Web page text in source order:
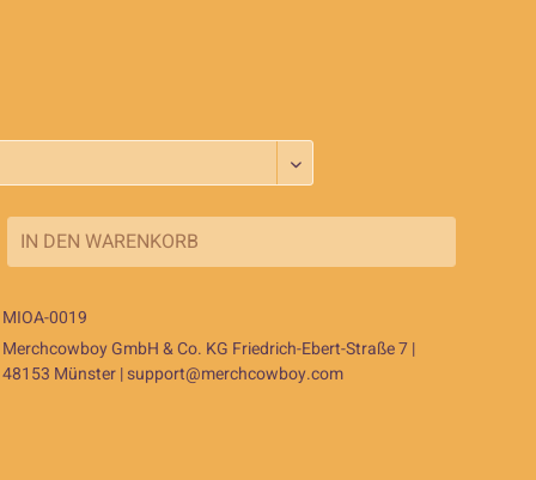
IN DEN WARENKORB
MIOA-0019
Merchcowboy GmbH & Co. KG Friedrich-Ebert-Straße 7 |
48153 Münster |support@merchcowboy.com